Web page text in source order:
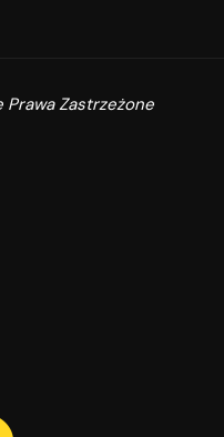
Zastrzeżone